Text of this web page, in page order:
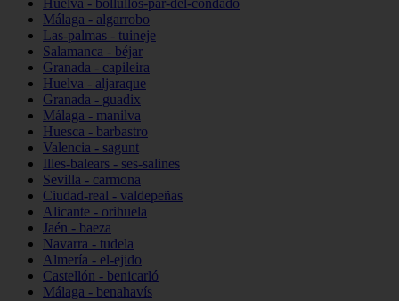
Huelva - bollullos-par-del-condado
Málaga - algarrobo
Las-palmas - tuineje
Salamanca - béjar
Granada - capileira
Huelva - aljaraque
Granada - guadix
Málaga - manilva
Huesca - barbastro
Valencia - sagunt
Illes-balears - ses-salines
Sevilla - carmona
Ciudad-real - valdepeñas
Alicante - orihuela
Jaén - baeza
Navarra - tudela
Almería - el-ejido
Castellón - benicarló
Málaga - benahavís